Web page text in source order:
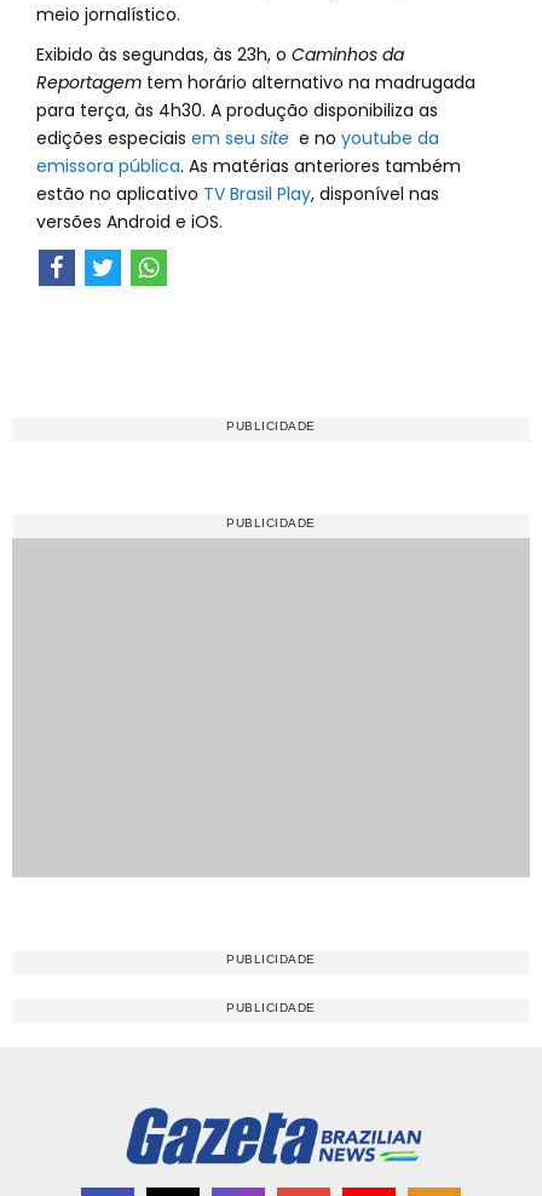
meio jornalístico.
Exibido às segundas, às 23h, o Caminhos da
Reportagem tem horário alternativo na madrugada
para terça, às 4h30. A produção disponibiliza as
edições especiais em seu site e no youtube da
emissora pública. As matérias anteriores também
estão no aplicativo TV Brasil Play, disponível nas
versões Android e iOS.